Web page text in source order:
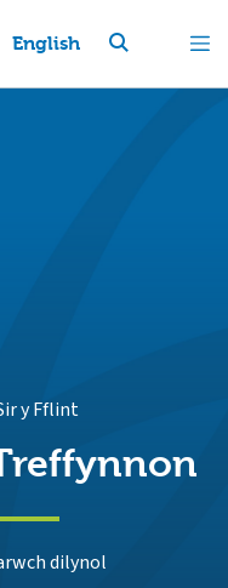
English
y Fflint
dilynol